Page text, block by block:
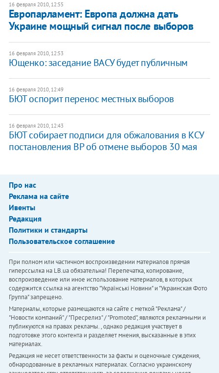
16 февраля 2010, 12:55
Европарламент: Европа должна дать
Украине мощный сигнал после выборов
16 февраля 2010, 12:53
Ющенко: заседание ВАСУ будет публичным
16 февраля 2010, 12:49
БЮТ оспорит перенос местных выборов
16 февраля 2010, 12:43
БЮТ собирает подписи для обжалования в КСУ
постановления ВР об отмене выборов 30 мая
Про нас
Реклама на сайте
Ивенты
Редакция
Политики и стандарты
Пользовательское соглашение
При полном или частичном воспроизведении материалов прямая
гиперссылка на LB.ua обязательна! Перепечатка, копирование,
воспроизведение или иное использование материалов, в которых
содержится ссылка на агентство "Українськi Новини" и "Украинская Фото
Группа" запрещено.
Материалы, которые размещаются на сайте с меткой "Реклама" /
"Новости компаний" / "Пресрелиз" / "Promoted", являются рекламными и
публикуются на правах рекламы. , однако редакция участвует в
подготовке этого контента и разделяет мнения, высказанные в этих
материалах.
Редакция не несет ответственности за факты и оценочные суждения,
обнародованные в рекламных материалах. Согласно украинскому